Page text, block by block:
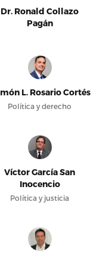
Dr. Ronald Collazo
Pagán
L. Rosario Cortés
Política y derecho
Víctor García San
Inocencio
Política y justicia